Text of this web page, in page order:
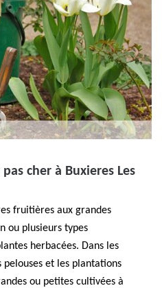
cher à Buxieres Les
fruitières aux grandes
ou plusieurs types
herbacées. Dans les
et les plantations
ou petites cultivées à